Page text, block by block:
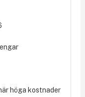
höga kostnader